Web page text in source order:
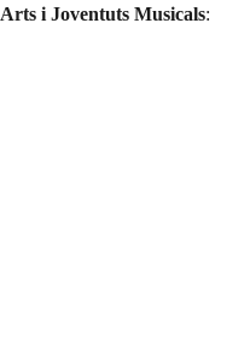
i Joventuts Musicals: